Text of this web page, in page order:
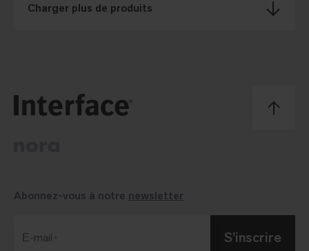
Charger plus de produits
Abonnez-vous à notre newsletter
Е-mail S’inscrire